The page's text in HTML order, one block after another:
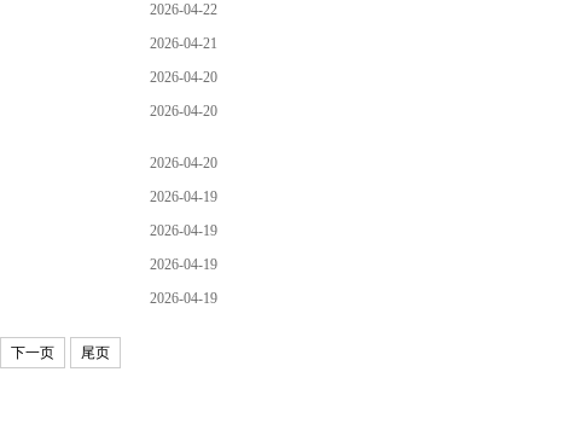
2026-04-22
2026-04-21
2026-04-20
2026-04-20
2026-04-20
2026-04-19
2026-04-19
2026-04-19
2026-04-19
下一页 尾页